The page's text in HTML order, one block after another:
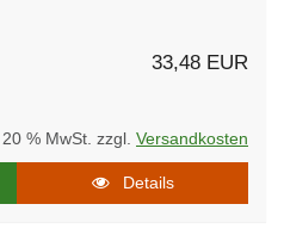
33,48 EUR
% MwSt. zzgl. Versandkosten
Details